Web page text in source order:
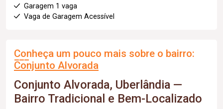
Garagem 1 vaga
Vaga de Garagem Acessível
Conheça um pouco mais sobre o bairro:
Conjunto Alvorada
Conjunto Alvorada, Uberlândia —
Bairro Tradicional e Bem-Localizado